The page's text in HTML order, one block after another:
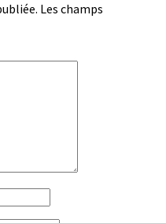
Les champs